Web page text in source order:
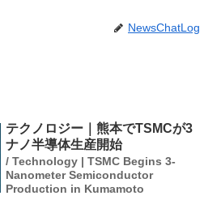
NewsChatLog
テクノロジー｜熊本でTSMCが3
ナノ半導体生産開始
/ Technology | TSMC Begins 3-
Nanometer Semiconductor
Production in Kumamoto